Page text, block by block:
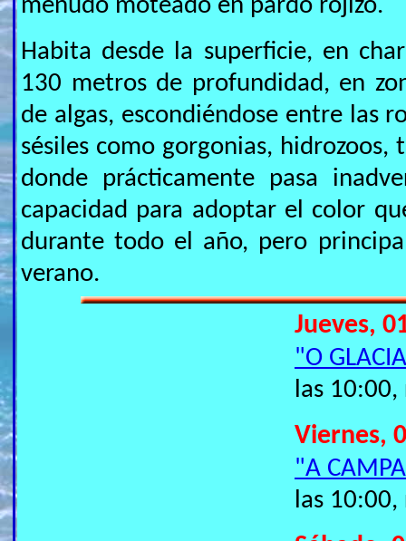
menudo moteado en pardo rojizo.
Habita desde la superficie, en
130 metros de profundidad, en
de algas, escondiéndose entre las
sésiles como gorgonias,
donde prácticamente pasa
capacidad para adoptar el color
durante todo el año, pero
verano.
Jueves,
"O
las 10:00,
Viernes,
"A
las 10:00,